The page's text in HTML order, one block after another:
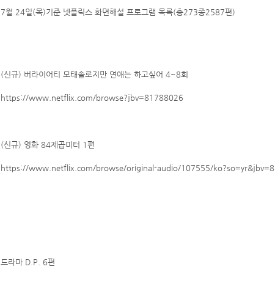
7월 24일(목)기준 넷플릭스 화면해설 프로그램 목록(총273종2587편)
(신규) 버라이어티 모태솔로지만 연애는 하고싶어 4~8회
https://www.netflix.com/browse?jbv=81788026
(신규) 영화 84제곱미터 1편 ​
https://www.netflix.com/browse/original-audio/107555/
드라마 D.P. 6편